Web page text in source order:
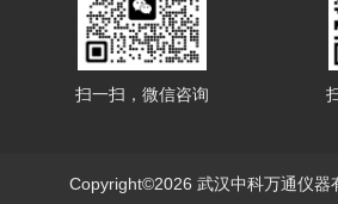
扫一扫，微信咨询
Copyright©2026 武汉中科万通仪器